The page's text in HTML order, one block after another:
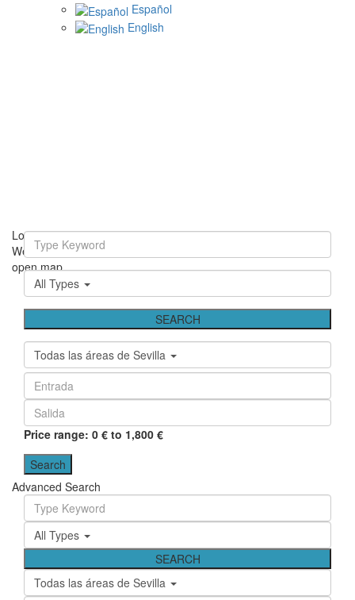
Español
English
Loading Maps
We didn't find any results
open map
All Types
Todas las áreas de Sevilla
Price range: 0 € to 1,800 €
Advanced Search
All Types
Todas las áreas de Sevilla